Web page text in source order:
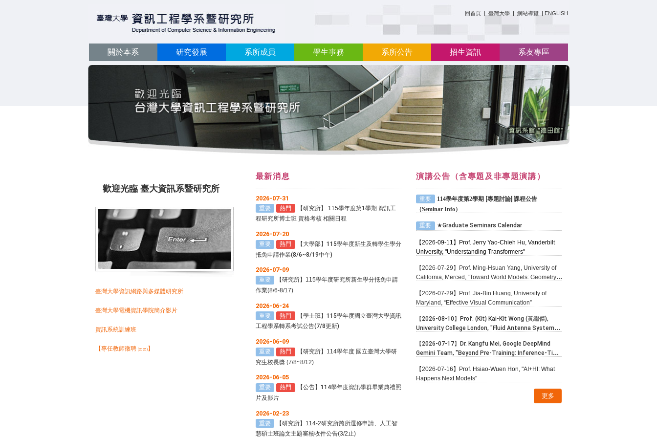
回首頁 | 臺灣大學 | 網站導覽 | ENGLISH
關於本系 研究發展 系所成員 學生事務 系所公告 招生資訊 系友專區
歡迎光臨 臺大資訊系暨研究所
臺灣大學資訊網路與多媒體研究所
臺灣大學電機資訊學院簡介影片
資訊系統訓練班
【專任教師徵聘 (2026)】
最新消息
2026-07-31
重要 熱門 【研究所】 115學年度第1 學期 資訊工
程研究所博士班 資格考核 相關日程
2026-07-20
重要 熱門
【大學部】115學年度新生及轉學生學分
抵免申請作業(8/6~8/19中午)
2026-07-09
重要 【研究所】 115學年度研究所新生學分抵免申請
作業(8/6-8/17)
2026-06-24
重要 熱門
【學士班】115學年度國立臺灣大學資訊
工程學系轉系考試公告(7/8更新)
2026-06-09
重要 熱門 【研究所】 114學年度 國立臺灣大學研
究生校長獎 (7/8~8/12)
2026-06-05
重要 熱門 【公告】 114學年度資訊學群畢業典禮照
片及影片
2026-02-23
重要 【研究所】 114-2研究所跨所選修申請、人工智
慧碩士班論文主題審核收件公告(3/2止)
演講公告（含專題及非專題演講）
重要 114學年度第2學期 [專題討論] 課程公告
（Seminar Info）
重要 ★Graduate Seminars Calendar
【2026-09-11】Prof. Jerry Yao-Chieh Hu, Vanderbilt
University, "Understanding Transformers"
【2026-07-29】Prof. Ming-Hsuan Yang, University of
California, Merced, “Toward World Models: Geometry,
【2026-07-29】Prof. Jia-Bin Huang, University of
Maryland, “Effective Visual Communication”
【2026-08-10】Prof. (Kit) Kai-Kit Wong (黃繼傑),
University College London, "Fluid Antenna System
【2026-07-17】Dr. Kangfu Mei, Google DeepMind
Gemini Team, "Beyond Pre-Training: Inference-Time
Generative Models"
【2026-07-16】 Prof. Hsiao-Wuen Hon, "AI+HI: What
Happens Next Models"
更多